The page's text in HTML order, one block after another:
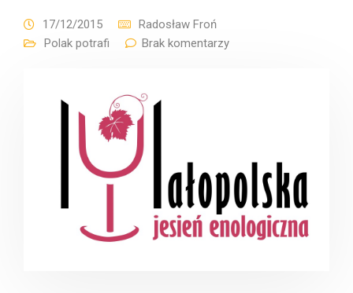
17/12/2015
Radosław Froń
Polak potrafi
Brak komentarzy